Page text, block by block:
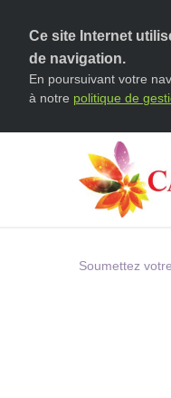
Soumettez
Ce site Internet
de navigation.
En poursuivant votre
à notre politique de